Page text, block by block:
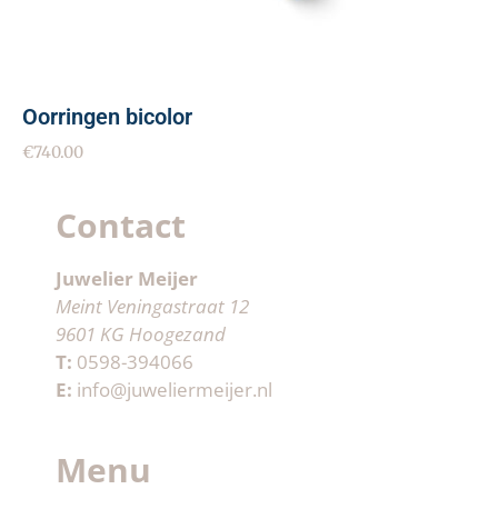
Oorringen bicolor
€740.00
Contact
Juwelier Meijer
Meint Veningastraat 12
9601 KG Hoogezand
T: 0598-394066
E: info@juweliermeijer.nl
Menu